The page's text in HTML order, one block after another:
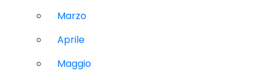
Marzo
Aprile
Maggio